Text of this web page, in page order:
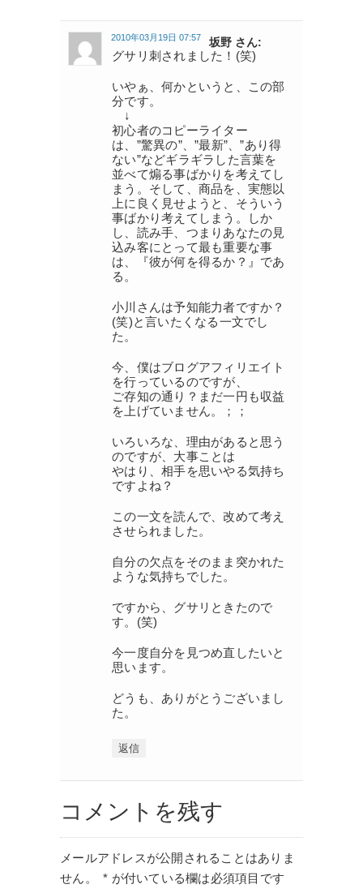
坂野 さん:
2010年03月19日 07:57
グサリ刺されました！(笑)
いやぁ、何かというと、この部
分です。
↓
初心者のコピーライター
は、”驚異の”、”最新”、”あり得
ない”などギラギラした言葉を
並べて煽る事ばかりを考えてし
まう。そして、商品を、実態以
上に良く見せようと、そういう
事ばかり考えてしまう。しか
し、読み手、つまりあなたの見
込み客にとって最も重要な事
は、『彼が何を得るか？』であ
る。
小川さんは予知能力者ですか？
(笑)と言いたくなる一文でし
た。
今、僕はブログアフィリエイト
を行っているのですが、
ご存知の通り？まだ一円も収益
を上げていません。；；
いろいろな、理由があると思う
のですが、大事ことは
やはり、相手を思いやる気持ち
ですよね？
この一文を読んで、改めて考え
させられました。
自分の欠点をそのまま突かれた
ような気持ちでした。
ですから、グサリときたので
す。(笑)
今一度自分を見つめ直したいと
思います。
どうも、ありがとうございまし
た。
返信
コメントを残す
メールアドレスが公開されることはありま
せん。
* が付いている欄は必須項目です